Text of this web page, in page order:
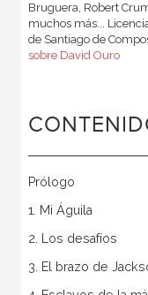
Bruguera, Robert
muchos más...
de Santiago de
sobre David Ouro
Prólogo
1. Mi Águila
2. Los desafíos
3. El brazo de